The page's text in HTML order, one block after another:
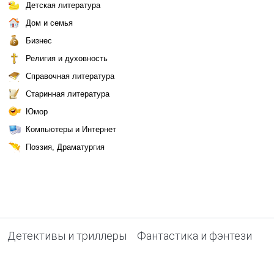
Детская литература
Дом и семья
Бизнес
Религия и духовность
Справочная литература
Старинная литература
Юмор
Компьютеры и Интернет
Поэзия, Драматургия
Детективы и триллеры Фантастика и фэнтези